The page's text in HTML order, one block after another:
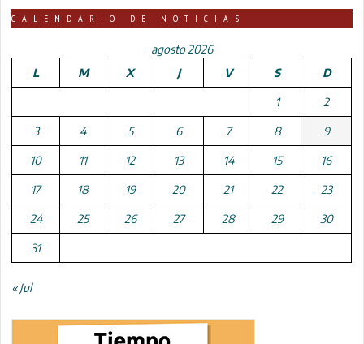
CALENDARIO DE NOTICIAS
agosto 2026
L
M X J V S D
1 2
3 4 5 6 7 8 9
10 11 12 13 14 15 16
17 18 19 20 21 22 23
24 25 26 27 28 29 30
31
« Jul